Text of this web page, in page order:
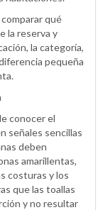
qué
la reserva y
la categoría,
pequeña
conocer el
señales sencillas
deben
amarillentas,
costuras y los
que las toallas
y no resultar